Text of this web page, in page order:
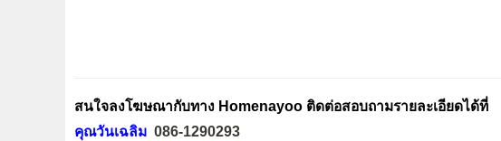
สนใจลงโฆษณากับทาง Homenayoo ติดต่อสอบถามรายละเอียดได้ที่
คุณวันเฉลิม 086-1290293